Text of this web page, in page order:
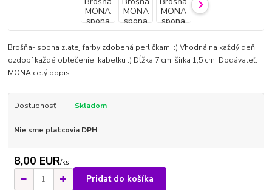
Brošňa- spona zlatej farby zdobená perličkami :) Vhodná na každý deň,
ozdobí každé oblečenie, kabelku :) Dĺžka 7 cm, širka 1,5 cm. Dodávateľ:
MONA celý popis
Dostupnosť Skladom
Nie sme platcovia DPH
8,00 EUR/ks
Pridať do košíka